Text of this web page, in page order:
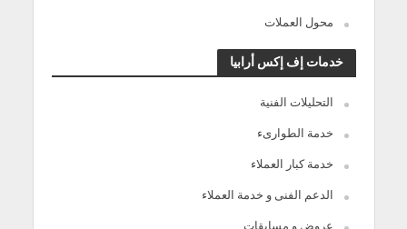
محول العملات
خدمات إف إكس أرابيا
التحليلات الفنية
خدمة الطوارىء
خدمة كبار العملاء
الدعم الفنى و خدمة العملاء
عروض و مسابقات